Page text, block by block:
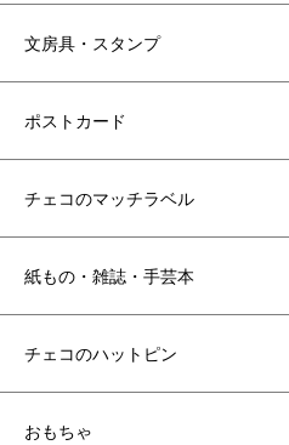
文房具・スタンプ
ポストカード
チェコのマッチラベル
紙もの・雑誌・手芸本
チェコのハットピン
おもちゃ